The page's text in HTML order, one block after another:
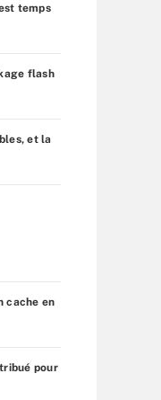
temps
flash
et la
cache en
pour